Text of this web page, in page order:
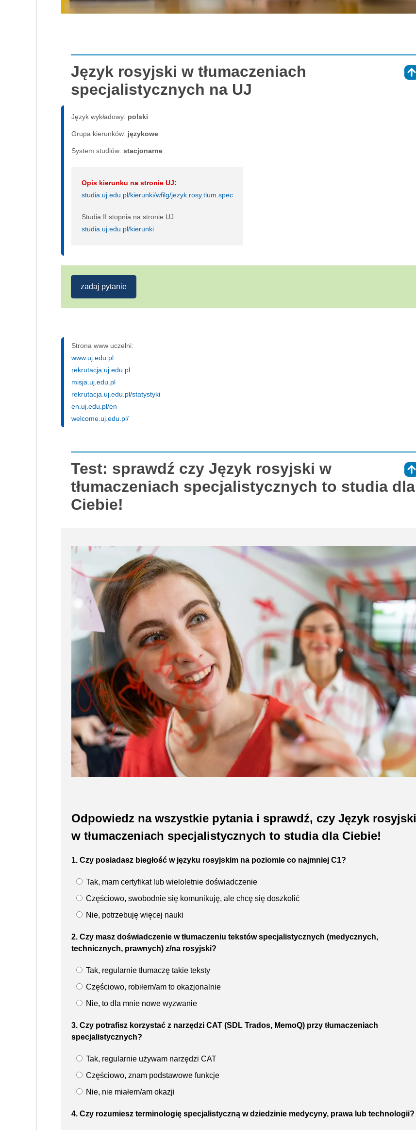
Język rosyjski w tłumaczeniach
specjalistycznych na UJ
Język wykładowy: polski
Grupa kierunków: językowe
System studiów: sta­cjo­nar­ne
Opis kierunku na stronie UJ:
studia.uj.edu.pl/kierunki/wfilg/jezyk.rosy.tlum.spec
Studia II stopnia na stronie UJ:
studia.uj.edu.pl/kierunki
zadaj pytanie
Strona www uczelni:
www.uj.edu.pl
rekrutacja.uj.edu.pl
misja.uj.edu.pl
rekrutacja.uj.edu.pl/statystyki
en.uj.edu.pl/en
welcome.uj.edu.pl/
Test: sprawdź czy Język rosyjski w
tłumaczeniach specjalistycznych to studia dla
Ciebie!
Odpowiedz na wszystkie pytania i sprawdź, czy Język rosyjski
w tłumaczeniach specjalistycznych to studia dla Ciebie!
1. Czy posiadasz biegłość w języku rosyjskim na poziomie co najmniej C1?
Tak, mam certyfikat lub wieloletnie doświadczenie
Częściowo, swobodnie się komunikuję, ale chcę się doszkolić
Nie, potrzebuję więcej nauki
2. Czy masz doświadczenie w tłumaczeniu tekstów specjalistycznych (medycznych,
technicznych, prawnych) z/na rosyjski?
Tak, regularnie tłumaczę takie teksty
Częściowo, robiłem/am to okazjonalnie
Nie, to dla mnie nowe wyzwanie
3. Czy potrafisz korzystać z narzędzi CAT (SDL Trados, MemoQ) przy tłumaczeniach
specjalistycznych?
Tak, regularnie używam narzędzi CAT
Częściowo, znam podstawowe funkcje
Nie, nie miałem/am okazji
4. Czy rozumiesz terminologię specjalistyczną w dziedzinie medycyny, prawa lub technologii?